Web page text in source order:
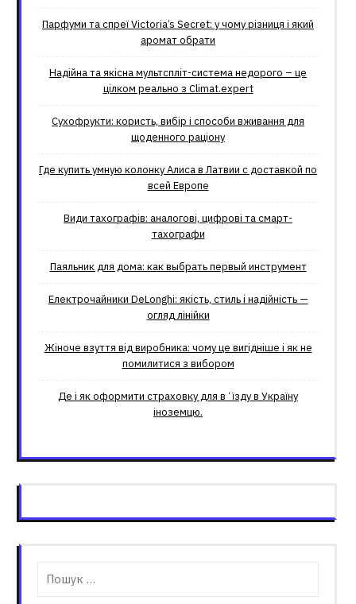
Парфуми та спреї Victoria’s Secret: у чому різниця і який
аромат обрати
Надійна та якісна мультспліт-система недорого – це
цілком реально з Climat.еxpert
Сухофрукти: користь, вибір і способи вживання для
щоденного раціону
Где купить умную колонку Алиса в Латвии с доставкой по
всей Европе
Види тахографів: аналогові, цифрові та смарт-
тахографи
Паяльник для дома: как выбрать первый инструмент
Електрочайники DeLonghi: якість, стиль і надійність —
огляд лінійки
Жіноче взуття від виробника: чому це вигідніше і як не
помилитися з вибором
Де і як оформити страховку для вʼїзду в Україну
іноземцю.